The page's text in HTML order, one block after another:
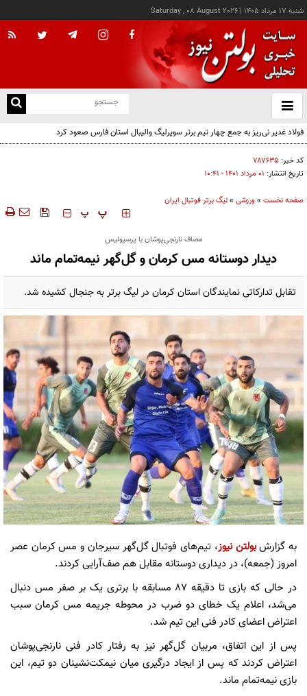
شنبه ۱۷ مرداد ۱۴۰۵ |
Saturday , 08 August 2026
باز
و
فولاد غدیر نی‌ریز به جمع چهار تیم برتر سوپرلیگ والیبال استان فارس صعود کرد
کد خبر: ۷۸۷۶۳۵
تاریخ انتشار: ۰۱ مرداد ۱۴۰۱ - ۱۰:۴۱
صفحه نخست »ورزشی »لیگ برتر فوتبال ایران
‍‍‍ پ پ
مصاف نارنجی‌پوشان با پرسپولیس
دیدار دوستانه مس کرمان و گل‌گهر نیمه‌تمام ماند
تقابل تدارکاتی نمایندگان استان کرمان در لیگ برتر به جنجال کشیده شد.
به گزارشبولتن نیوز، تیم‌های فوتبال گل‌گهر سیرجان و مس کرمان عصر
امروز (جمعه)، در دیداری دوستانه مقابل هم صف‌آرایی کردند.
در حالی که بازی تا دقیقه 87 مسابقه با برتری یک بر صفر مس دنبال
می‌شد، اعلام یک خطای دو ضرب در محوطه جریمه مس کرمان سبب
اعتراض اعضای کادر فنی این تیم شد.
پس از این اتفاق، مربیان گل‌گهر نیز به رفتار کادر فنی نارنجی‌پوشان
اعتراض کردند که پس از ایجاد درگیری میان نیمکت‌نشینان دو تیم، این
بازی نیمه‌تمام ماند.